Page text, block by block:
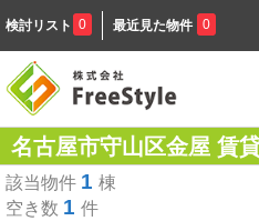
検討リスト 0 最近見た物件 0
名古屋市守山区金屋 賃
該当物件 1 棟
空き数 1 件